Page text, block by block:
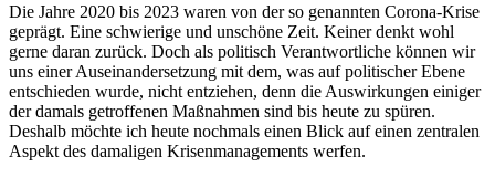
Die Jahre 2020 bis 2023 waren von der so genannten Corona-Krise
geprägt. Eine schwierige und unschöne Zeit. Keiner denkt wohl
gerne daran zurück. Doch als politisch Verantwortliche können wir
uns einer Auseinandersetzung mit dem, was auf politischer Ebene
entschieden wurde, nicht entziehen, denn die Auswirkungen einiger
der damals getroffenen Maßnahmen sind bis heute zu spüren.
Deshalb möchte ich heute nochmals einen Blick auf einen zentralen
Aspekt des damaligen Krisenmanagements werfen.